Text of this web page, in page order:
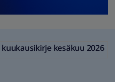
kesäkuu 2026